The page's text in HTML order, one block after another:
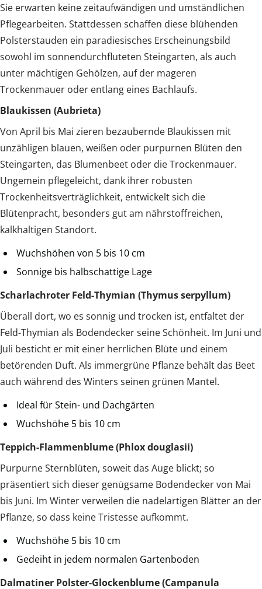
Sie erwarten keine zeitaufwändigen und umständlichen
Pflegearbeiten. Stattdessen schaffen diese blühenden
Polsterstauden ein paradiesisches Erscheinungsbild
sowohl im sonnendurchfluteten Steingarten, als auch
unter mächtigen Gehölzen, auf der mageren
Trockenmauer oder entlang eines Bachlaufs.
Blaukissen (Aubrieta)
Von April bis Mai zieren bezaubernde Blaukissen mit
unzähligen blauen, weißen oder purpurnen Blüten den
Steingarten, das Blumenbeet oder die Trockenmauer.
Ungemein pflegeleicht, dank ihrer robusten
Trockenheitsverträglichkeit, entwickelt sich die
Blütenpracht, besonders gut am nährstoffreichen,
kalkhaltigen Standort.
Wuchshöhen von 5 bis 10 cm
Sonnige bis halbschattige Lage
Scharlachroter Feld-Thymian (Thymus serpyllum)
Überall dort, wo es sonnig und trocken ist, entfaltet der
Feld-Thymian als Bodendecker seine Schönheit. Im Juni und
Juli besticht er mit einer herrlichen Blüte und einem
betörenden Duft. Als immergrüne Pflanze behält das Beet
auch während des Winters seinen grünen Mantel.
Ideal für Stein- und Dachgärten
Wuchshöhe 5 bis 10 cm
Teppich-Flammenblume (Phlox douglasii)
Purpurne Sternblüten, soweit das Auge blickt; so
präsentiert sich dieser genügsame Bodendecker von Mai
bis Juni. Im Winter verweilen die nadelartigen Blätter an der
Pflanze, so dass keine Tristesse aufkommt.
Wuchshöhe 5 bis 10 cm
Gedeiht in jedem normalen Gartenboden
Dalmatiner Polster-Glockenblume (Campanula